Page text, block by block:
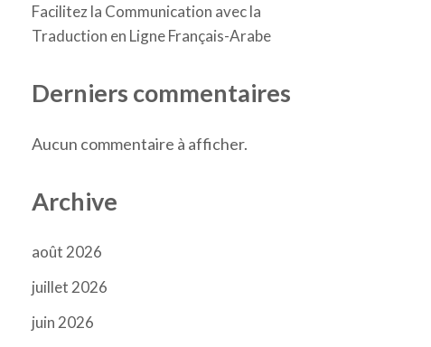
Facilitez la Communication avec la
Traduction en Ligne Français-Arabe
Derniers commentaires
Aucun commentaire à afficher.
Archive
août 2026
juillet 2026
juin 2026